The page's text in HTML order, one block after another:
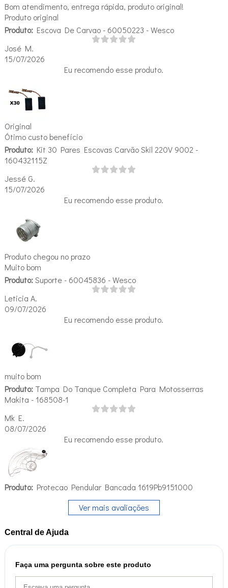
Bom atendimento, entrega rápida, produto original!
Produto original
Produto:Escova De Carvao - 60050223 - Wesco
José M.
15/07/2026
Eu recomendo esse produto.
Original
Ótimo custo benefício
Produto:Kit 30 Pares Escovas Carvão Skil 220V 9002 -
160432115Z
Jessé G.
15/07/2026
Eu recomendo esse produto.
Produto chegou no prazo
Muito bom
Produto:Suporte - 60045836 - Wesco
Leticia A.
09/07/2026
Eu recomendo esse produto.
muito bom
Produto:Tampa Do Tanque Completa Para Motosserras
Makita - 168508-1
Mk E.
08/07/2026
Eu recomendo esse produto.
Produto:Protecao Pendular Bancada 1619Pb9151000
Ver mais avaliações
Central de Ajuda
Faça uma pergunta sobre este produto